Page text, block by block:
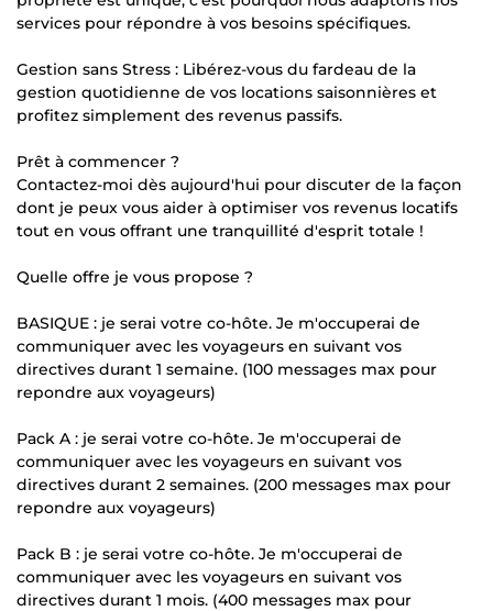
services pour répondre à vos besoins spécifiques.
Gestion sans Stress : Libérez-vous du fardeau de la
gestion quotidienne de vos locations saisonnières et
profitez simplement des revenus passifs.
Prêt à commencer ?
Contactez-moi dès aujourd'hui pour discuter de la façon
dont je peux vous aider à optimiser vos revenus locatifs
tout en vous offrant une tranquillité d'esprit totale !
Quelle offre je vous propose ?
BASIQUE : je serai votre co-hôte. Je m'occuperai de
communiquer avec les voyageurs en suivant vos
directives durant 1 semaine. (100 messages max pour
repondre aux voyageurs)
Pack A : je serai votre co-hôte. Je m'occuperai de
communiquer avec les voyageurs en suivant vos
directives durant 2 semaines. (200 messages max pour
repondre aux voyageurs)
Pack B : je serai votre co-hôte. Je m'occuperai de
communiquer avec les voyageurs en suivant vos
directives durant 1 mois. (400 messages max pour